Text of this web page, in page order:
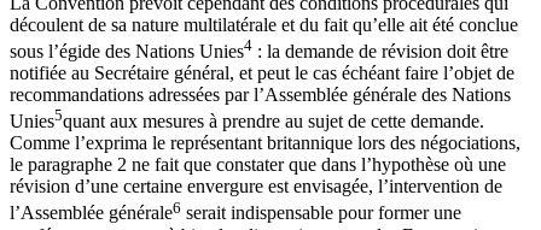
découlent de sa nature multilatérale et du fait qu’elle ait été conclue
sous l’égide des Nations Unies4 : la demande de révision doit être
notifiée au Secrétaire général, et peut le cas échéant faire l’objet de
recommandations adressées par l’Assemblée générale des Nations
Unies5quant aux mesures à prendre au sujet de cette demande.
Comme l’exprima le représentant britannique lors des négociations,
le paragraphe 2 ne fait que constater que dans l’hypothèse où une
révision d’une certaine envergure est envisagée, l’intervention de
l’Assemblée générale6 serait indispensable pour former une